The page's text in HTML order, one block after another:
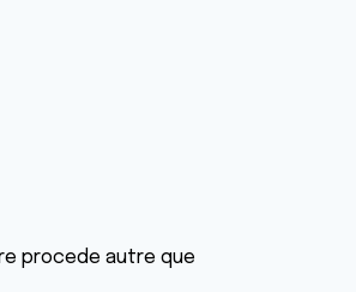
procede autre que